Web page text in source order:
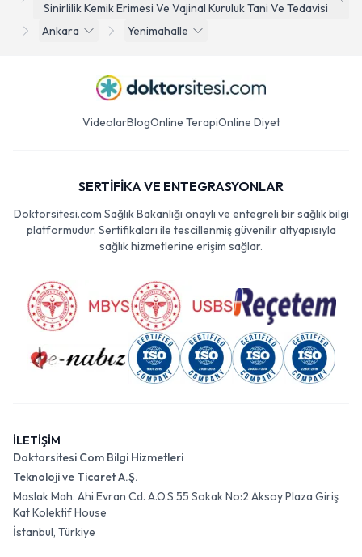
Sinirlilik Kemik Erimesi Ve Vajinal Kuruluk Tani Ve Tedavisi
Ankara
Yenimahalle
VideolarBlogOnline TerapiOnline Diyet
SERTİFİKA VE ENTEGRASYONLAR
Doktorsitesi.com Sağlık Bakanlığı onaylı ve entegreli bir sağlık bilgi
platformudur. Sertifikaları ile tescillenmiş güvenilir altyapısıyla
sağlık hizmetlerine erişim sağlar.
İLETİŞİM
Doktorsitesi Com Bilgi Hizmetleri
Teknoloji ve Ticaret A.Ş.
Maslak Mah. Ahi Evran Cd. A.O.S 55 Sokak No:2 Aksoy Plaza Giriş
Kat Kolektif House
İstanbul, Türkiye